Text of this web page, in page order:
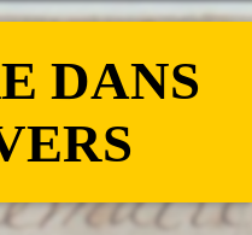
DANS